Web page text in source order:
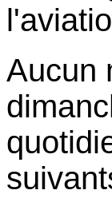
Aucun